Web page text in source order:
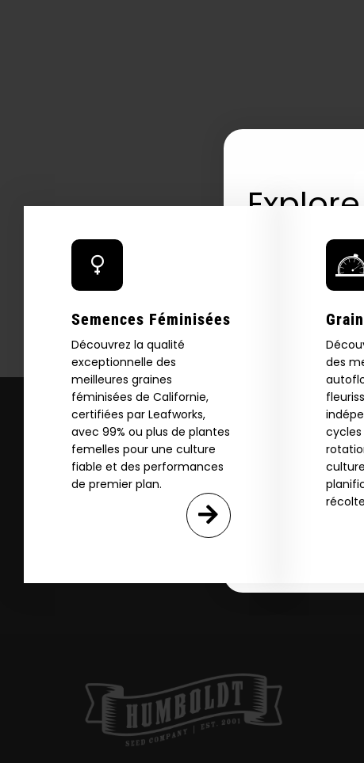
Semences Féminisées
Découvrez la qualité
exceptionnelle des
meilleures graines
féminisées de Californie,
certifiées par Leafworks,
avec 99% ou plus de plantes
femelles pour une culture
fiable et des performances
de premier plan.
des
cycles
2026
Download our 2026
your first order and
*Our Site is For Users 21+